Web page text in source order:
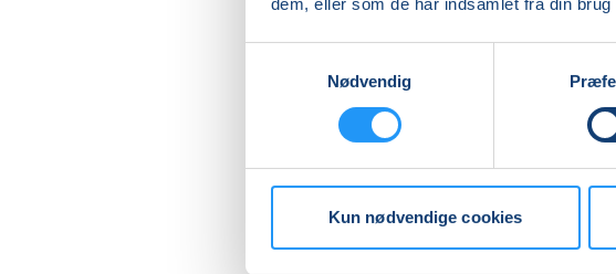
Nødvendig
Kun nødvendige cookies
Du går hjem med
ny inspiration, ro i
Ler købes til 60 kr. pr.
Læs mere